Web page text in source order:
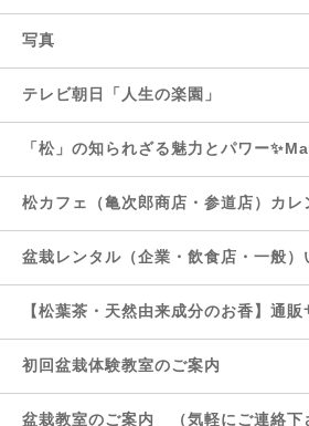
写真
テレビ朝日「人生の楽園」
「松」の知られざる魅力とパワー
松カフェ（亀次郎商店・参道店）カレ
盆栽レンタル（企業・飲食店・一般
【松葉茶・天然由来成分のお香】通販
初回盆栽体験教室のご案内
盆栽教室のご案内 （気軽にご連絡下